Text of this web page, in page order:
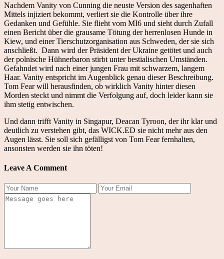
Nachdem Vanity von Cunning die neuste Version des sagenhaften
Mittels injiziert bekommt, verliert sie die Kontrolle über ihre
Gedanken und Gefühle. Sie flieht vom MI6 und sieht durch Zufall
einen Bericht über die grausame Tötung der herrenlosen Hunde in
Kiew, und einer Tierschutzorganisation aus Schweden, der sie sich
anschließt. Dann wird der Präsident der Ukraine getötet und auch
der polnische Hühnerbaron stirbt unter bestialischen Umständen.
Gefahndet wird nach einer jungen Frau mit schwarzem, langem
Haar. Vanity entspricht im Augenblick genau dieser Beschreibung.
Tom Fear will herausfinden, ob wirklich Vanity hinter diesen
Morden steckt und nimmt die Verfolgung auf, doch leider kann sie
ihm stetig entwischen.
Und dann trifft Vanity in Singapur, Deacan Tyroon, der ihr klar und
deutlich zu verstehen gibt, das WICK.ED sie nicht mehr aus den
Augen lässt. Sie soll sich gefälligst von Tom Fear fernhalten,
ansonsten werden sie ihn töten!
Leave A Comment